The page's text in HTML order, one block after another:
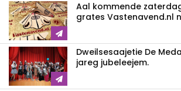
Aal kommende
grates Vastenavend.nl
Dweilsesaajetie De
jareg jubeleejem.